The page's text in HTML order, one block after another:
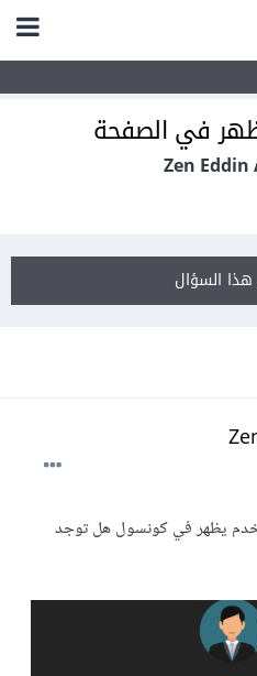
في الصفحة
السؤال
يظهر في كونسول هل توجد